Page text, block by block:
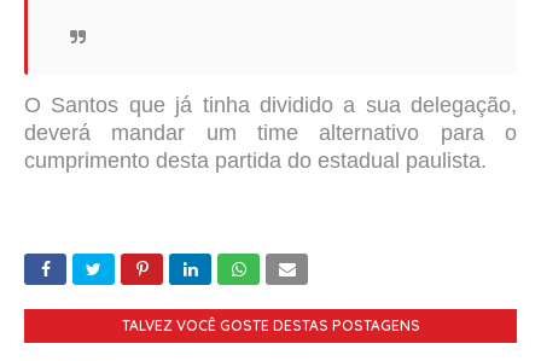
O Santos que já tinha dividido a sua delegação,
deverá mandar um time alternativo para o
cumprimento desta partida do estadual paulista.
TALVEZ VOCÊ GOSTE DESTAS POSTAGENS